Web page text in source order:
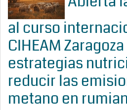
al curso
CIHEAM
estrategias
reducir las
metano en